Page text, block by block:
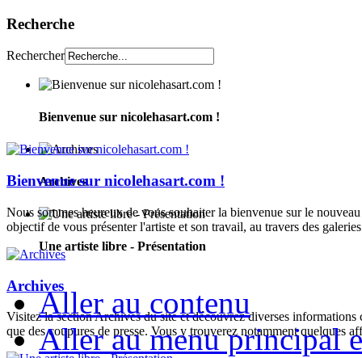
Recherche
Rechercher
Bienvenue sur nicolehasart.com !
Archives
Une artiste libre - Présentation
Bienvenue sur nicolehasart.com !
Nous sommes heureux de vous souhaiter la bienvenue sur le
objectif de vous présenter l'artiste et son travail, au travers des
Archives
Visitez la section Archives du site et découvrez diverses informations
que des coupures de presse. Vous y trouverez notamment quelques
Aller au contenu
Aller au menu principal